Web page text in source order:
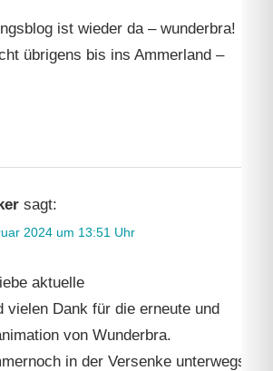
ist wieder da – wunderbra!
übrigens bis ins Ammerland –
sagt:
2024 um 13:51 Uhr
aktuelle
vielen Dank für die erneute und
von Wunderbra.
in der Versenke unterwegs